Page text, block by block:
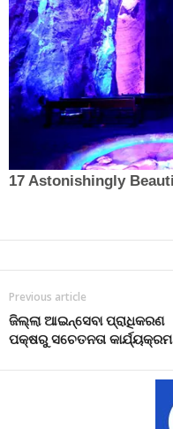
Previous article
ଜିଲ୍ଲା ଆଇନ୍‌ସେବା ପ୍ରାଧିକରଣ
ପକ୍ଷରୁ ସଚେତନତା କାର୍ଯ୍ୟକ୍ରମ